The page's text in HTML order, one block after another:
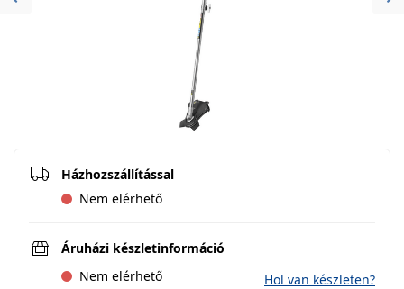
Previous
Házhozszállítással
Nem elérhető
Áruházi készletinformáció
Nem elérhető
Hol van készleten?